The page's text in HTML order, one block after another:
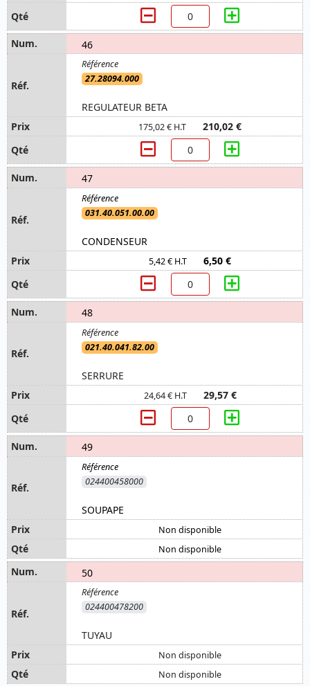
46
27.28094.000
REGULATEUR BETA
175,02 € H.T 210,02 €
47
031.40.051.00.00
CONDENSEUR
5,42 € H.T 6,50 €
48
021.40.041.82.00
SERRURE
24,64 € H.T 29,57 €
49
024400458000
SOUPAPE
Non disponible
Non disponible
50
024400478200
TUYAU
Non disponible
Non disponible